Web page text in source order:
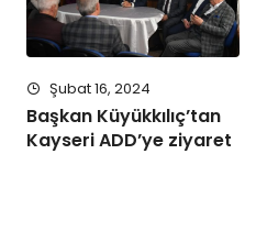
Şubat 16, 2024
Başkan Küyükkılıç’tan
Kayseri ADD’ye ziyaret